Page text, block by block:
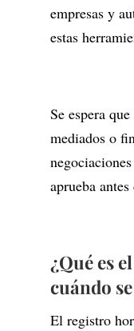
empresas y
estas
Se espera
mediados o
aprueba
¿Qué es
cuándo
El registro